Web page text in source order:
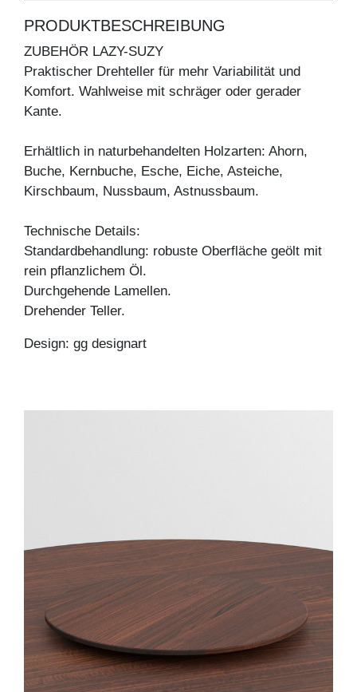
PRODUKTBESCHREIBUNG
ZUBEHÖR LAZY-SUZY
Praktischer Drehteller für mehr Variabilität und
Komfort. Wahlweise mit schräger oder gerader
Kante.
Erhältlich in naturbehandelten Holzarten: Ahorn,
Buche, Kernbuche, Esche, Eiche, Asteiche,
Kirschbaum, Nussbaum, Astnussbaum.
Technische Details:
Standardbehandlung: robuste Oberfläche geölt mit
rein pflanzlichem Öl.
Durchgehende Lamellen.
Drehender Teller.
Design: gg designart